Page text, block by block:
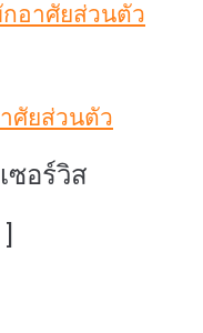
กอาศัยส่วนตัว
ศัยส่วนตัว
ซอร์วิส